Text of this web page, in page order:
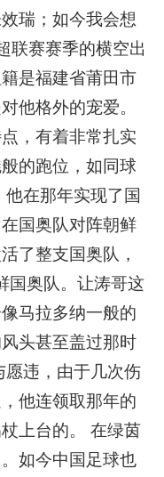
瑞；如今我会想
联赛赛季的横空出
是福建省莆田市
他格外的宠爱。
，有着非常扎实
的跑位，如同球
在那年实现了国
国奥队对阵朝鲜
了整支国奥队，
国奥队。让涛哥这
马拉多纳一般的
头甚至盖过那时
愿违，由于几次伤
他连领取那年的
上台的。 在绿茵
如今中国足球也